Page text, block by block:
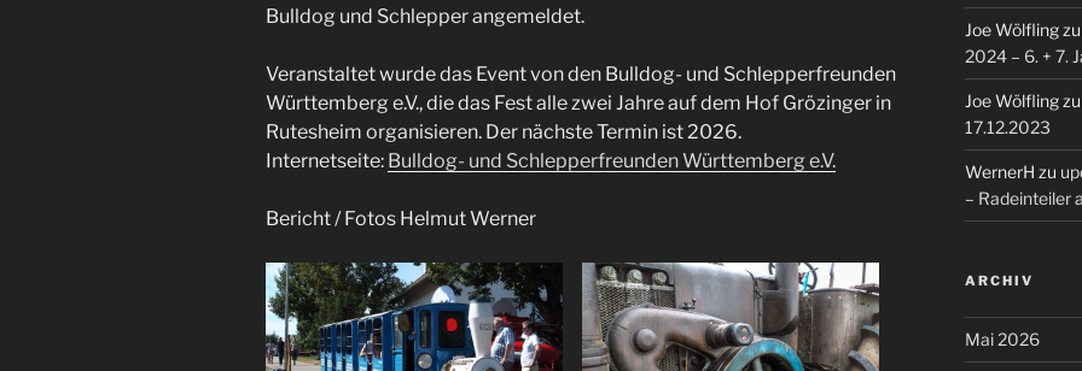
Bulldog und Schlepper angemeldet.
Veranstaltet wurde das Event von den Bulldog- und Schlepperfreunden
Württemberg e.V., die das Fest alle zwei Jahre auf dem Hof Grözinger in
Rutesheim organisieren. Der nächste Termin ist 2026.
Internetseite: Bulldog- und Schlepperfreunden Württemberg e.V.
Bericht / Fotos Helmut Werner
Joe Wölflingzu
2024 – 6. + 7.
Joe Wölflingzu
17.12.2023
WernerH zu
– Radeinteiler
ARCHIV
Mai 2026